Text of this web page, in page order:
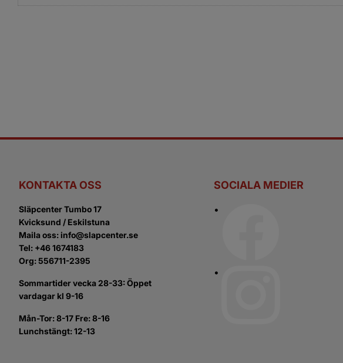
KONTAKTA OSS
Släpcenter Tumbo 17
Kvicksund / Eskilstuna
Maila oss: info@slapcenter.se
Tel: +46 1674183
Org: 556711-2395
Sommartider vecka 28-33: Öppet
vardagar kl 9-16
Mån-Tor: 8-17 Fre: 8-16
Lunchstängt: 12-13
SOCIALA MEDIER